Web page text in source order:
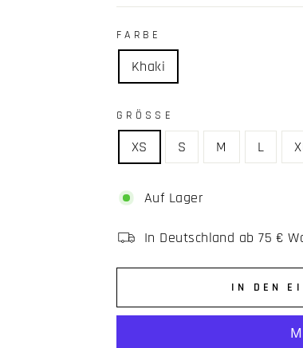
FARBE
Khaki
GRÖSSE
XS S M L
Auf Lager
In Deutschland ab 75 €
IN DEN